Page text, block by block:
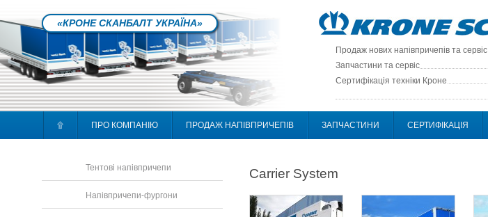
«КРОНЕ СКАНБАЛТ УКРАЇНА»
Продаж нових напівпричепів та сервіс
Запчастини та сервіс
Сертифікація техніки Кроне
۩ ПРО КОМПАНІЮ ПРОДАЖ НАПІВПРИЧЕПІВ ЗАПЧАСТИНИ СЕРТИФІКАЦІЯ
Тентові напівпричепи
Напівпричепи-фургони
Carrier System